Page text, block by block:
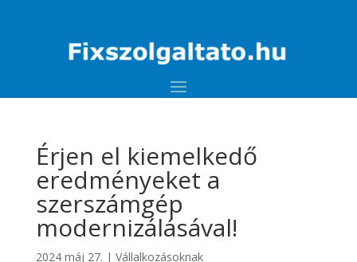
Érjen el kiemelkedő
eredményeket a
szerszámgép
modernizálásával!
2024 máj 27. | Vállalkozásoknak